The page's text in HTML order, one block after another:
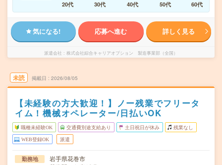
20代
30代 40代 50代 60代
気になる! 応募へ進む 詳しく見る
派遣会社 株式会社綜合キャリアオプション 製造事業部（全国）
未読 掲載日 2026/08/05
【未経験の方大歓迎！】ノー残業でフリータ
イム！機械オペレーター/日払いOK
職種未経験OK 交通費別途支給あり 土日祝日が休み 残業なし
WEB登録OK 派遣
勤務地
岩手県花巻市